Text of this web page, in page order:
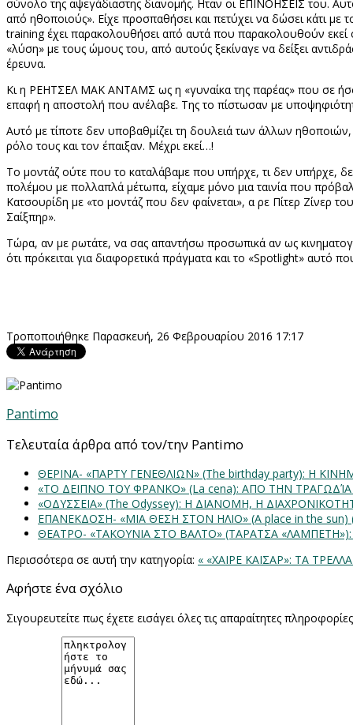
σύνολο της αψεγάδιαστης διανομής. Ηταν οι ΕΠΙΝΟΗΣΕΙΣ του.
από ηθοποιούς». Είχε προσπαθήσει και πετύχει να δώσει κάτι με
trainingέχει παρακολουθήσει από αυτά που παρακολουθούν εκεί
«λύση» με τους ώμους του, από αυτούς ξεκίναγε να δείξει
έρευνα.
Κι η ΡΕΗΤΣΕΛ ΜΑΚ ΑΝΤΑΜΣ ως η «γυναίκα της παρέας» που σε
επαφή η αποστολή που ανέλαβε. Της το πίστωσαν με
Αυτό με τίποτε δεν υποβαθμίζει τη δουλειά των άλλων
ρόλο τους και τον έπαιξαν. Μέχρι εκεί…!
Το μοντάζ ούτε που το καταλάβαμε που υπήρχε, τι δεν υπήρχε,
πολέμου με πολλαπλά μέτωπα, είχαμε μόνο μια ταινία που
Κατσουρίδη με «το μοντάζ που δεν φαίνεται», α ρε Πίτερ Ζίνερ
Σαίξπηρ».
Τώρα, αν με ρωτάτε, να σας απαντήσω προσωπικά αν ως
ότι πρόκειται για διαφορετικά πράγματα και το «Spotlight» αυτό
Τροποποιήθηκε Παρασκευή, 26 Φεβρουαρίου 2016 17:17
Pantimo
Τελευταία άρθρα από τον/την Pantimo
ΘΕΡΙΝΑ- «ΠΑΡΤΥ ΓΕΝΕΘΛΙΩΝ» (The birthday party): H
«ΤΟ ΔΕΙΠΝΟ ΤΟΥ ΦΡΑΝΚΟ» (La cena): ΑΠΟ ΤΗΝ
«ΟΔΥΣΣΕΙΑ» (The Odyssey): Η ΔΙΑΝΟΜΗ, Η
ΕΠΑΝΕΚΔΟΣΗ- «ΜΙΑ ΘΕΣΗ ΣΤΟΝ ΗΛΙΟ» (Α place in the
ΘΕΑΤΡΟ- «ΤΑΚΟΥΝΙΑ ΣΤΟ ΒΑΛΤΟ» (ΤΑΡΑΤΣΑ
Περισσότερα σε αυτή την κατηγορία: « «ΧΑΙΡΕ ΚΑΙΣΑΡ»: ΤΑ
Αφήστε ένα σχόλιο
Σιγουρευτείτε πως έχετε εισάγει όλες τις απαραίτητες